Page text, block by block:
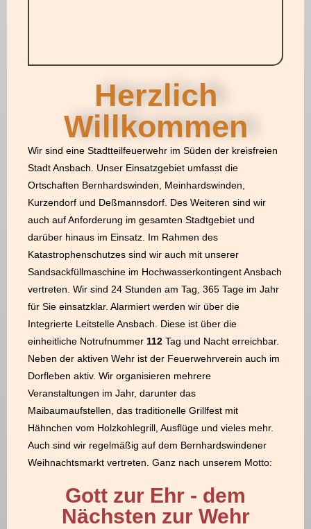
Herzlich
Willkommen
Wir sind eine Stadtteilfeuerwehr im Süden der kreisfreien
Stadt Ansbach. Unser Einsatzgebiet umfasst die
Ortschaften Bernhardswinden, Meinhardswinden,
Kurzendorf und Deßmannsdorf. Des Weiteren sind wir
auch auf Anforderung im gesamten Stadtgebiet und
darüber hinaus im Einsatz. Im Rahmen des
Katastrophenschutzes sind wir auch mit unserer
Sandsackfüllmaschine im Hochwasserkontingent Ansbach
vertreten. Wir sind 24 Stunden am Tag, 365 Tage im Jahr
für Sie einsatzklar. Alarmiert werden wir über die
Integrierte Leitstelle Ansbach. Diese ist über die
einheitliche Notrufnummer 112 Tag und Nacht erreichbar.
Neben der aktiven Wehr ist der Feuerwehrverein auch im
Dorfleben aktiv. Wir organisieren mehrere
Veranstaltungen im Jahr, darunter das
Maibaumaufstellen, das traditionelle Grillfest mit
Hähnchen vom Holzkohlegrill, Ausflüge und vieles mehr.
Auch sind wir regelmäßig auf dem Bernhardswindener
Weihnachtsmarkt vertreten. Ganz nach unserem Motto:
Gott zur Ehr - dem
Nächsten zur Wehr